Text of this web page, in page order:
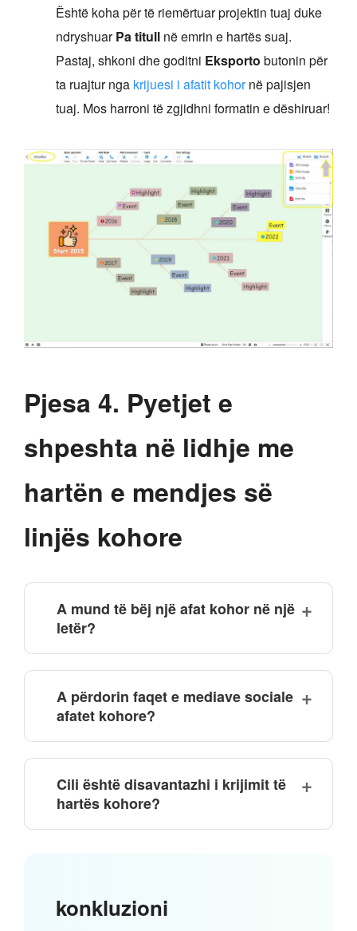
Është koha për të riemërtuar projektin tuaj duke
ndryshuarPa titull në emrin e hartës suaj.
Pastaj, shkoni dhe goditni Eksporto butonin për
ta ruajtur nga krijuesi i afatit kohornë pajisjen
tuaj. Mos harroni të zgjidhni formatin e dëshiruar!
Pjesa 4. Pyetjet e
shpeshta në lidhje me
hartën e mendjes së
linjës kohore
A mund të bëj një afat kohor në një
letër?
A përdorin faqet e mediave sociale
afatet kohore?
Cili është disavantazhi i krijimit të
hartës kohore?
konkluzioni